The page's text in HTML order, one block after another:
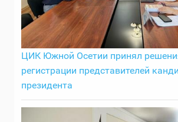
ЦИК Южной Осетии принял
регистрации представителей
президента